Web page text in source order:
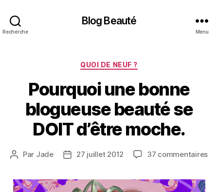
Recherche
Blog Beauté
Menu
Catégories
QUOI DE NEUF ?
Pourquoi une bonne
blogueuse beauté se
DOIT d’être moche.
Auteur
Par Jade
Date27 juillet 2012 37 commentairessur